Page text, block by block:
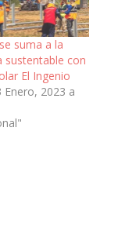
suma a la
sustentable con
El Ingenio
Enero, 2023 a